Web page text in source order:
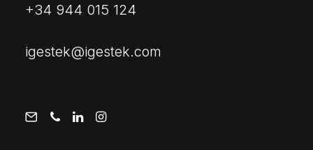
+34 944 015 124
igestek@igestek.com